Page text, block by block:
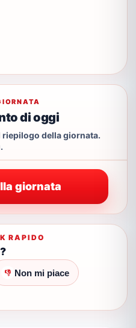
di oggi
riepilogo della giornata.
giornata
RAPIDO
👎 Non mi piace